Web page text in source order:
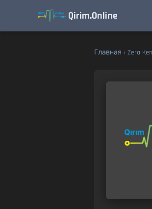
Qirim.Online
Главная › Zera